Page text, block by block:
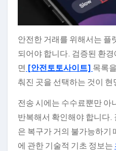
안전한 거래를 위해서는 플
되어야 합니다. 검증된 환
면 [안전토토사이트] 목록
춰진 곳을 선택하는 것이
전송 시에는 수수료뿐만 아
반복해서 확인해야 합니다.
은 복구가 거의 불가능하기
에 관한 기술적 기초 정보는